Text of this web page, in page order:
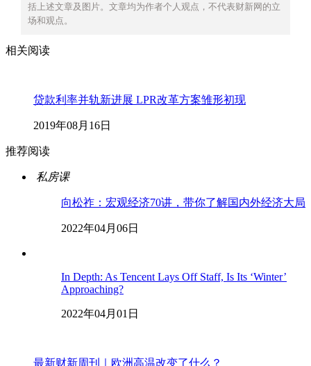
括上述文章及图片。文章均为作者个人观点，不代表财新网的立
场和观点。
相关阅读
贷款利率并轨新进展 LPR改革方案雏形初现
2019年08月16日
推荐阅读
私房课
向松祚：宏观经济70讲，带你了解国内外经济大局
2022年04月06日
In Depth: As Tencent Lays Off Staff, Is Its ‘Winter’
Approaching?
2022年04月01日
最新财新周刊｜欧洲高温改变了什么？